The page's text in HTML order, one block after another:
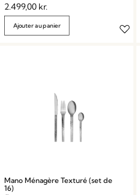
2.499,00 kr.
Ajouter au panier
Mano Ménagère Texturé (set de
16)